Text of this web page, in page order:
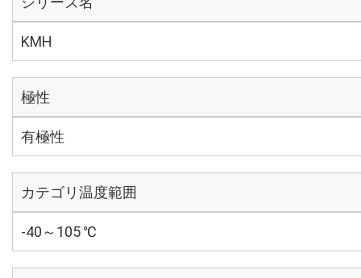
KMH
極性
有極性
カテゴリ温度範囲
-40～105 ℃